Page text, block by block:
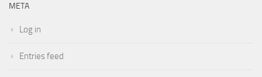
META
Log in
Entries feed